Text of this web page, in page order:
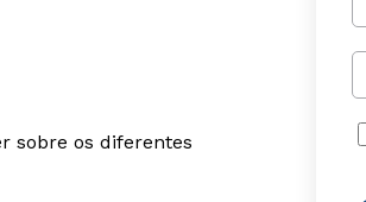
sobre os diferentes